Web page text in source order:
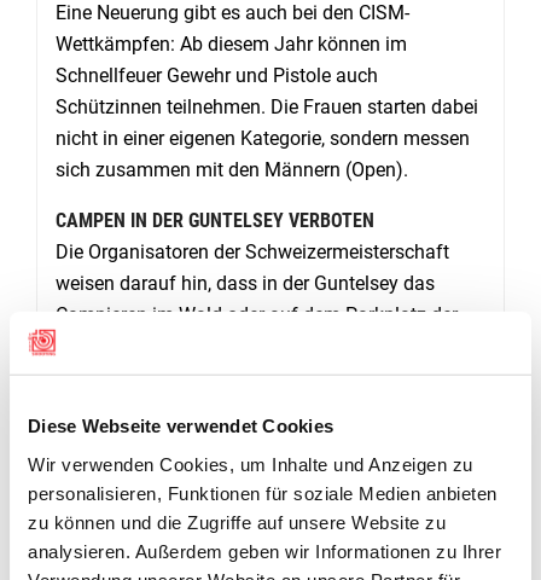
Diese Webseite verwendet Cookies
Wir verwenden Cookies, um Inhalte und Anzeigen zu
personalisieren, Funktionen für soziale Medien anbieten
zu können und die Zugriffe auf unsere Website zu
analysieren. Außerdem geben wir Informationen zu Ihrer
Eine Neuerung gibt es auch bei den CISM-
Wettkämpfen: Ab diesem Jahr können im
Schnellfeuer Gewehr und Pistole auch
Schützinnen teilnehmen. Die Frauen starten dabei
nicht in einer eigenen Kategorie, sondern messen
sich zusammen mit den Männern (Open).
CAMPEN IN DER GUNTELSEY VERBOTEN
Die Organisatoren der Schweizermeisterschaft
weisen darauf hin, dass in der Guntelsey das
Campieren im Wald oder auf dem Parkplatz der
Schützen, welche vor Ort campieren möchten,
beispielsweise der TCS Campingplatz Gwatt-
Thunersee.